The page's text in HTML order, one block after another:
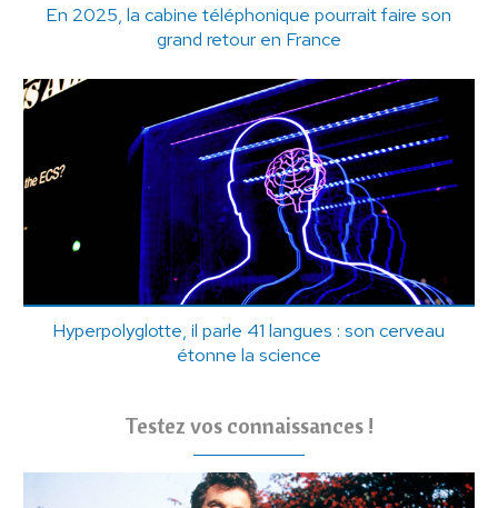
En 2025, la cabine téléphonique pourrait faire son
grand retour en France
Hyperpolyglotte, il parle 41 langues : son cerveau
étonne la science
Testez vos connaissances !